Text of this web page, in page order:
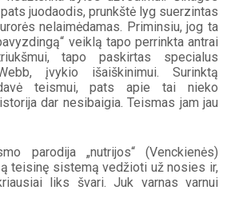
juodaodis, prunkštė lyg suerzintas
nelaimėdamas. Priminsiu, jog ta
veiklą tapo perrinkta antrai
tapo paskirtas specialus
įvykio išaiškinimui. Surinktą
teismui, pats apie tai nieko
dar nesibaigia. Teismas jam jau
parodija „nutrijos“ (Venckienės)
teisinę sistemą vedžioti už nosies ir,
liks švari. Juk varnas varnui